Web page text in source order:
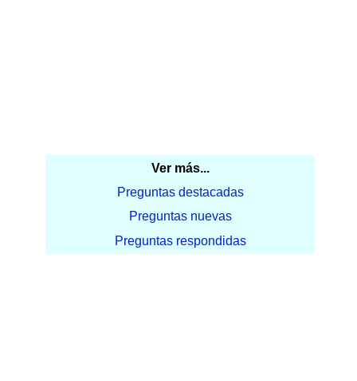
Ver más...
Preguntas destacadas
Preguntas nuevas
Preguntas respondidas